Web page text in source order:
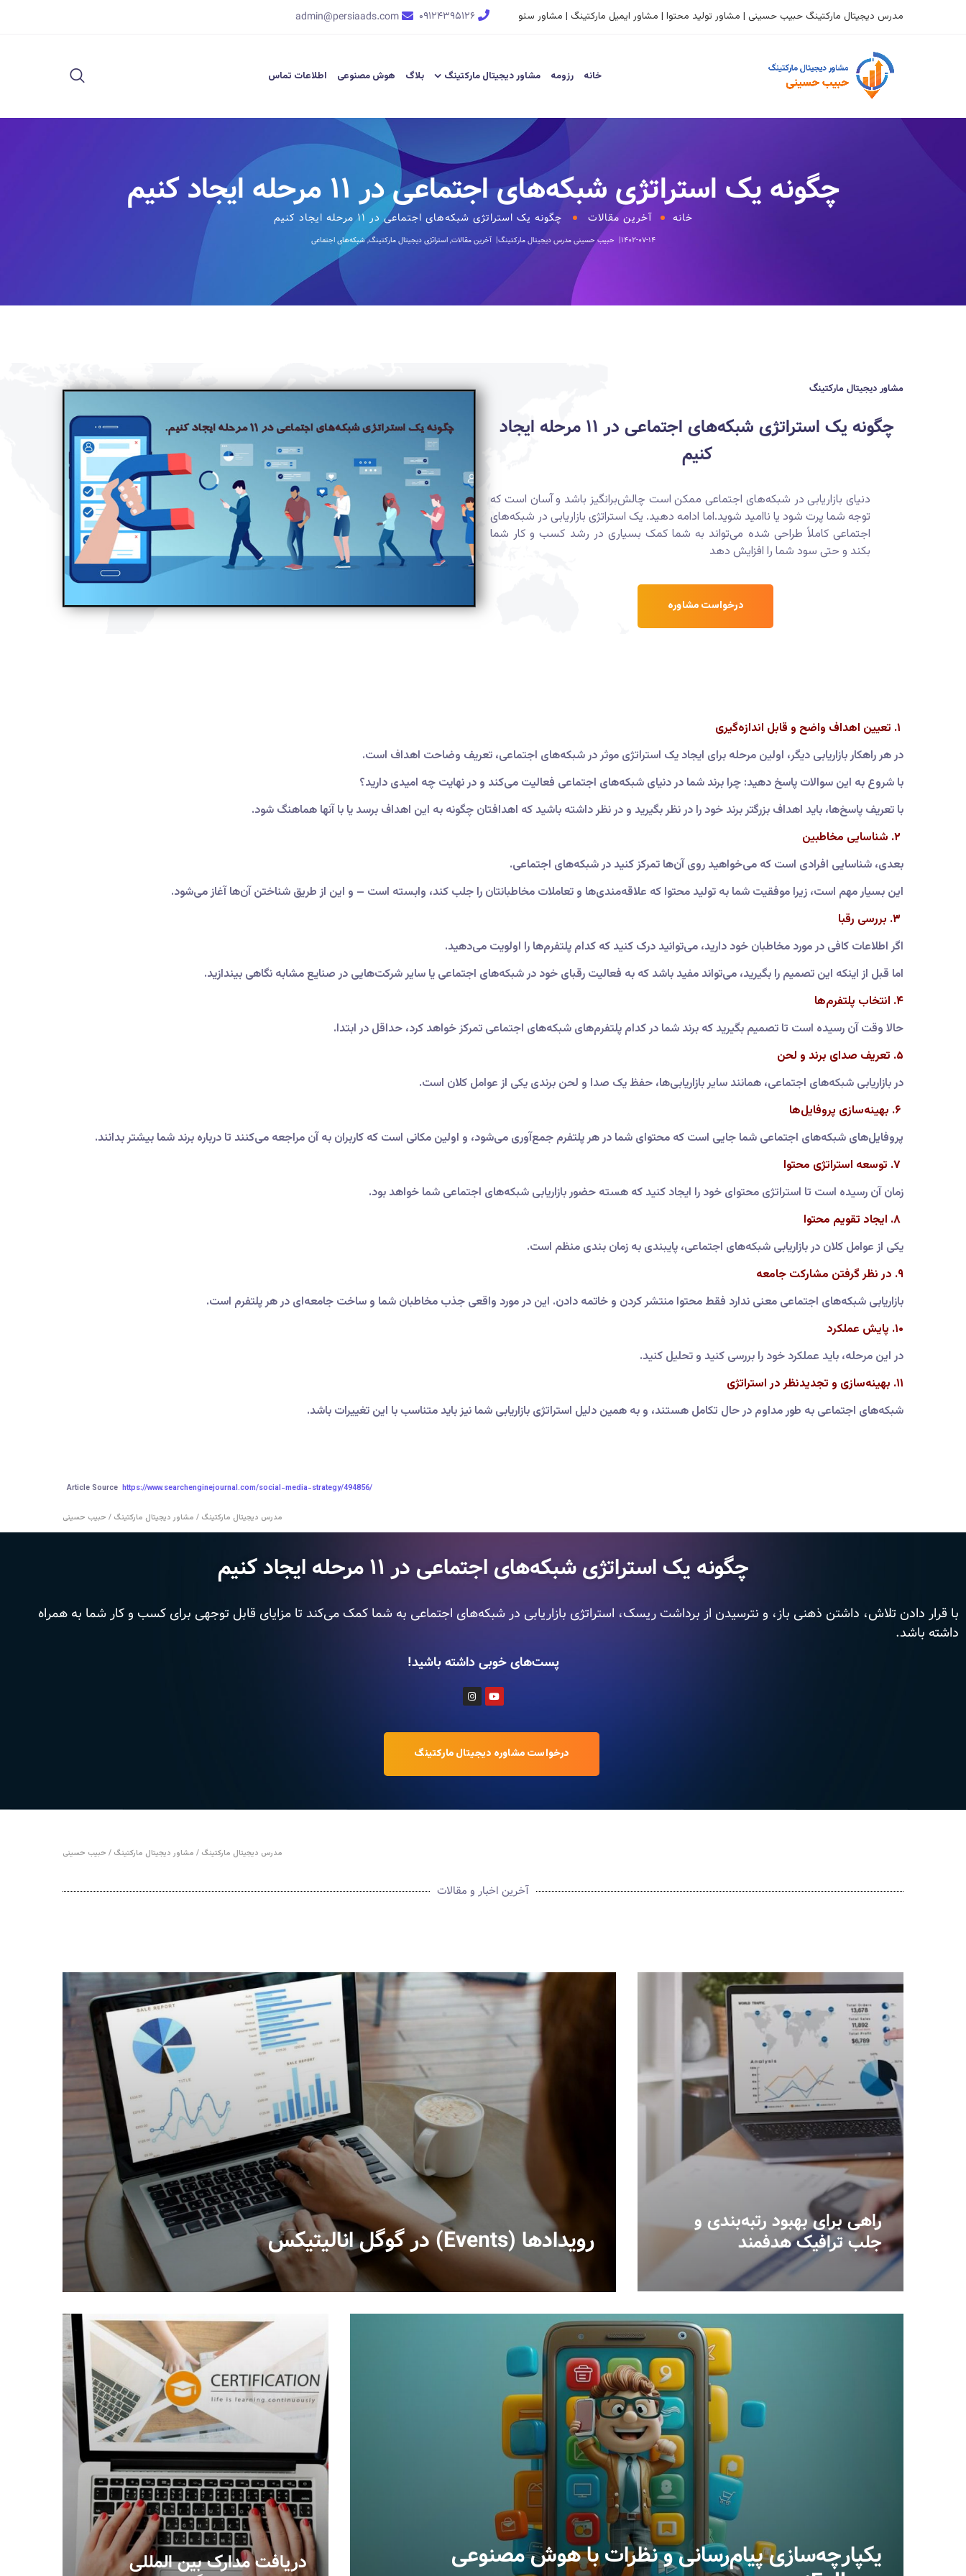
مدرس دیجیتال مارکتینگ حبیب حسینی | مشاور تولید محتوا | مشاور ایمیل مارکتینگ | مشاور سئو admin@persiaads.com
خانه رزومه مشاور دیجیتال مارکتینگ بلاگ هوش مصنوعی اطلاعات تماس
چگونه یک استراتژی شبکه‌های اجتماعی در ۱۱ مرحله ایجاد کنیم
خانه آخرین مقالات چگونه یک استراتژی شبکه‌های اجتماعی در ۱۱ مرحله ایجاد کنیم
۱۴۰۲-۰۷-۱۴ حبیب حسینیمدرس دیجیتال مارکتینگ آخرین مقالات,استراتژی دیجیتال مارکتینگ,شبکه‌های اجتماعی
مشاور دیجیتال مارکتینگ
چگونه یک استراتژی شبکه‌های اجتماعی در ۱۱ مرحله ایجاد
کنیم
دنیای بازاریابی در شبکه‌های اجتماعی ممکن است چالش‌برانگیز باشد و آسان است که
توجه شما پرت شود یا ناامید شوید.اما ادامه دهید. یک استراتژی بازاریابی در شبکه‌های
اجتماعی کاملاً طراحی شده می‌تواند به شما کمک بسیاری در رشد کسب و کار شما
بکند و حتی سود شما را افزایش دهد
درخواست مشاوره
در هر راهکار بازاریابی دیگر، اولین مرحله برای ایجاد یک استراتژی موثر در شبکه‌های اجتماعی، تعریف وضاحت اهداف است.
با شروع به این سوالات پاسخ دهید: چرا برند شما در دنیای شبکه‌های اجتماعی فعالیت می‌کند و در نهایت چه امیدی دارید؟
با تعریف پاسخ‌ها، باید اهداف بزرگتر برند خود را در نظر بگیرید و در نظر داشته باشید که اهدافتان چگونه به این اهداف برسد یا با آنها هماهنگ شود.
بعدی، شناسایی افرادی است که می‌خواهید روی آن‌ها تمرکز کنید در شبکه‌های اجتماعی.
این بسیار مهم است، زیرا موفقیت شما به تولید محتوا که علاقه‌مندی‌ها و تعاملات مخاطبانتان را جلب کند، وابسته است – و این از طریق شناختن آن‌ها آغاز می‌شود.
اگر اطلاعات کافی در مورد مخاطبان خود دارید، می‌توانید درک کنید که کدام پلتفرم‌ها را اولویت می‌دهید.
اما قبل از اینکه این تصمیم را بگیرید، می‌تواند مفید باشد که به فعالیت رقبای خود در شبکه‌های اجتماعی یا سایر شرکت‌هایی در صنایع مشابه نگاهی بیندازید.
۴. انتخاب پلتفرم‌ها
حالا وقت آن رسیده است تا تصمیم بگیرید که برند شما در کدام پلتفرم‌های شبکه‌های اجتماعی تمرکز خواهد کرد، حداقل در ابتدا.
۵. تعریف صدای برند و لحن
در بازاریابی شبکه‌های اجتماعی، همانند سایر بازاریابی‌ها، حفظ یک صدا و لحن برندی یکی از عوامل کلان است.
پروفایل‌های شبکه‌های اجتماعی شما جایی است که محتوای شما در هر پلتفرم جمع‌آوری می‌شود، و اولین مکانی است که کاربران به آن مراجعه می‌کنند تا درباره برند شما بیشتر بدانند.
زمان آن رسیده است تا استراتژی محتوای خود را ایجاد کنید که هسته حضور بازاریابی شبکه‌های اجتماعی شما خواهد بود.
یکی از عوامل کلان در بازاریابی شبکه‌های اجتماعی، پایبندی به زمان بندی منظم است.
۹. در نظر گرفتن مشارکت جامعه
بازاریابی شبکه‌های اجتماعی معنی ندارد فقط محتوا منتشر کردن و خاتمه دادن. این در مورد واقعی جذب مخاطبان شما و ساخت جامعه‌ای در هر پلتفرم است.
۱۰. پایش عملکرد
در این مرحله، باید عملکرد خود را بررسی کنید و تحلیل کنید.
۱۱. بهینه‌سازی و تجدیدنظر در استراتژی
شبکه‌های اجتماعی به طور مداوم در حال تکامل هستند، و به همین دلیل استراتژی بازاریابی شما نیز باید متناسب با این تغییرات باشد.
Article Source https://www.searchenginejournal.com/social-media-strategy/494856/
مدرس دیجیتال مارکتینگ / مشاور دیجیتال مارکتینگ / حبیب حسینی
چگونه یک استراتژی شبکه‌های اجتماعی در ۱۱ مرحله ایجاد کنیم
با قرار دادن تلاش، داشتن ذهنی باز، و نترسیدن از برداشت ریسک، استراتژی بازاریابی در شبکه‌های اجتماعی به شما کمک می‌کند تا مزایای قابل توجهی برای کسب و کار شما به همراه
داشته باشد.
پست‌های خوبی داشته باشید!
درخواست مشاوره دیجیتال مارکتینگ
مدرس دیجیتال مارکتینگ / مشاور دیجیتال مارکتینگ / حبیب حسینی
آخرین اخبار و مقالات
راهی برای بهبود رتبه‌بندی و
جلب ترافیک هدفمند
رویدادها (Events) در گوگل انالیتیکس‎
یکپارچه‌سازی پیام‌رسانی و نظرات با هوش مصنوعی
دریافت مدارک بین المللی